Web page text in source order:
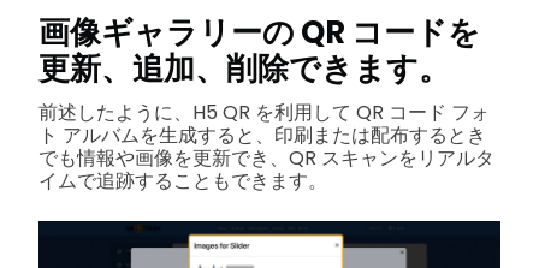
画像ギャラリーの QR コードを
更新、追加、削除できます。
前述したように、H5 QR を利用して QR コード フォ
ト アルバムを生成すると、印刷または配布するとき
でも情報や画像を更新でき、QR スキャンをリアルタ
イムで追跡することもできます。